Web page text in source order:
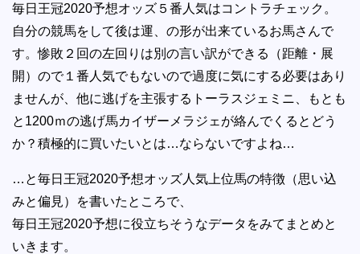
毎日王冠2020予想オッズ５番人気はコントラチェック。
自分の競馬をして後は運、の形が出来ているお馬さんで
す。惨敗２回の左回りは別の言い訳ができる（距離・展
開）ので１番人気でもないので過度に気にする必要はあり
ませんが、他に逃げを主張するトーラスジェミニ、もとも
と1200ｍの逃げ馬カイザーメラジェが絡んでくるとどう
か？積極的に買いたいとは…ならないですよね…
…と毎日王冠2020予想オッズ人気上位馬の特徴（思い込
みと偏見）を書いたところで、
毎日王冠2020予想に役立ちそうなデータをみてまとめと
いきます。